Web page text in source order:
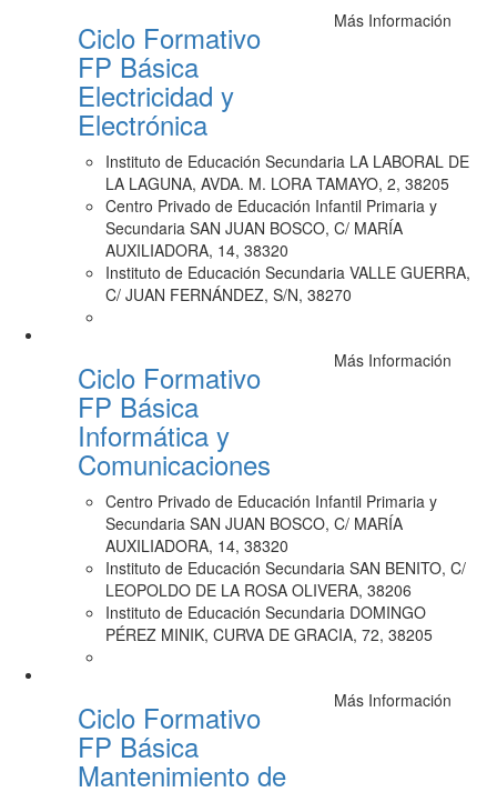
Ciclo Formativo
FP Básica
Electricidad y
Electrónica
Más Información
Instituto de Educación Secundaria LA LABORAL DE
LA LAGUNA, AVDA. M. LORA TAMAYO, 2, 38205
Centro Privado de Educación Infantil Primaria y
Secundaria SAN JUAN BOSCO, C/ MARÍA
AUXILIADORA, 14, 38320
Instituto de Educación Secundaria VALLE GUERRA,
C/ JUAN FERNÁNDEZ, S/N, 38270
Ciclo Formativo
FP Básica
Informática y
Comunicaciones
Más Información
Centro Privado de Educación Infantil Primaria y
Secundaria SAN JUAN BOSCO, C/ MARÍA
AUXILIADORA, 14, 38320
Instituto de Educación Secundaria SAN BENITO, C/
LEOPOLDO DE LA ROSA OLIVERA, 38206
Instituto de Educación Secundaria DOMINGO
PÉREZ MINIK, CURVA DE GRACIA, 72, 38205
Ciclo Formativo
FP Básica
Mantenimiento de
Más Información